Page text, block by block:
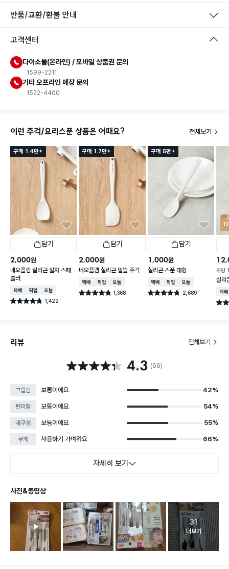
반품/교환/환불 안내
고객센터
다이소몰(온라인) / 모바일 상품권 문의
1599-2211
기타 오프라인 매장 문의
1522-4400
이런 주걱/요리스푼 상품은 어때요? 전체보기
구매 1.4만+
담기
2,000원
네오플램 실리콘 일자 스패
츌러
택배배송매장픽업오늘배송
별점 4.8점 1,422
건 작성
구매 1.7만+
담기
2,000원
네오플램 실리콘 알뜰 주걱
택배배송매장픽업오늘배송
별점 4.8점 1,368
건 작성
구매 5만+
담기
1,000원
실리콘 스푼 대형
택배배송매장픽업오늘배송
별점 4.8점 2,689
건 작성
개당
실리
택배
별점
리뷰 전체보기
별점 4.3점 4.3 (66)
그립감 보통이에요 42%
편리함 보통이에요 54%
내구성 보통이에요 55%
무게 사용하기 가벼워요 66%
자세히 보기
사진&동영상
고객 리뷰
31
더보기